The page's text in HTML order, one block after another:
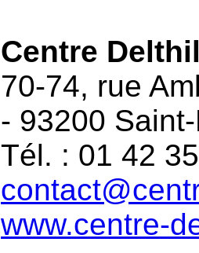
Centre
70-74, rue
- 93200
Tél. : 01 42
www.centre-